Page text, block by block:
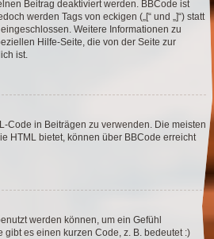
Beitrag deaktiviert werden. BBCode ist
werden Tags von eckigen („[“ und „]“) statt
eingeschlossen. Weitere Informationen zu
Hilfe-Seite, die von der Seite zur
ist.
Code in Beiträgen zu verwenden. Die meisten
HTML bietet, können über BBCode erreicht
werden können, um ein Gefühl
es einen kurzen Code, z. B. bedeutet :)